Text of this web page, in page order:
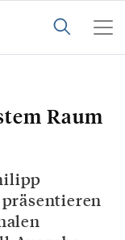
Raum